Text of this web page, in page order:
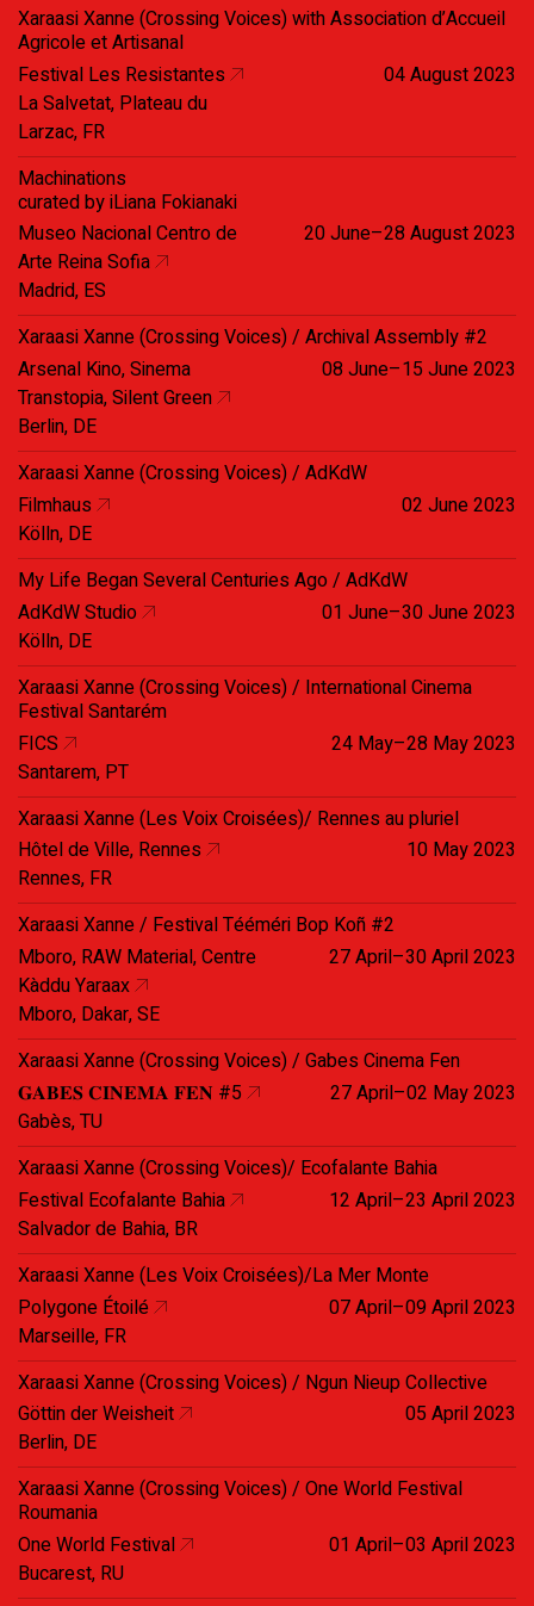
Xaraasi Xanne (Crossing Voices) with Association d’Accueil
Agricole et Artisanal
Festival Les Resistantes
La Salvetat, Plateau du
Larzac, FR
04 August 2023
Machinations
curated by iLiana Fokianaki
Museo Nacional Centro de
Arte Reina Sofia
Madrid, ES
20 June–28 August 2023
Xaraasi Xanne (Crossing Voices) / Archival Assembly #2
Arsenal Kino, Sinema
Transtopia, Silent Green
Berlin, DE
08 June–15 June 2023
Xaraasi Xanne (Crossing Voices) / AdKdW
Filmhaus
Kölln, DE
02 June 2023
My Life Began Several Centuries Ago / AdKdW
AdKdW Studio
Kölln, DE
01 June–30 June 2023
Xaraasi Xanne (Crossing Voices) / International Cinema
Festival Santarém
FICS
Santarem, PT
24 May–28 May 2023
Xaraasi Xanne (Les Voix Croisées)/ Rennes au pluriel
Hôtel de Ville, Rennes
Rennes, FR
10 May 2023
Xaraasi Xanne / Festival Tééméri Bop Koñ #2
Mboro, RAW Material, Centre
Kàddu Yaraax
Mboro, Dakar, SE
27 April–30 April 2023
Xaraasi Xanne (Crossing Voices) / Gabes Cinema Fen
𝐆𝐀𝐁𝐄𝐒 𝐂𝐈𝐍𝐄𝐌𝐀 𝐅𝐄𝐍 #5
Gabès, TU
27 April–02 May 2023
Xaraasi Xanne (Crossing Voices)/ Ecofalante Bahia
Festival Ecofalante Bahia
Salvador de Bahia, BR
12 April–23 April 2023
Xaraasi Xanne (Les Voix Croisées)/La Mer Monte
Polygone Étoilé
Marseille, FR
07 April–09 April 2023
Xaraasi Xanne (Crossing Voices) / Ngun Nieup Collective
Göttin der Weisheit
Berlin, DE
05 April 2023
Xaraasi Xanne (Crossing Voices) / One World Festival
Roumania
One World Festival
Bucarest, RU
01 April–03 April 2023